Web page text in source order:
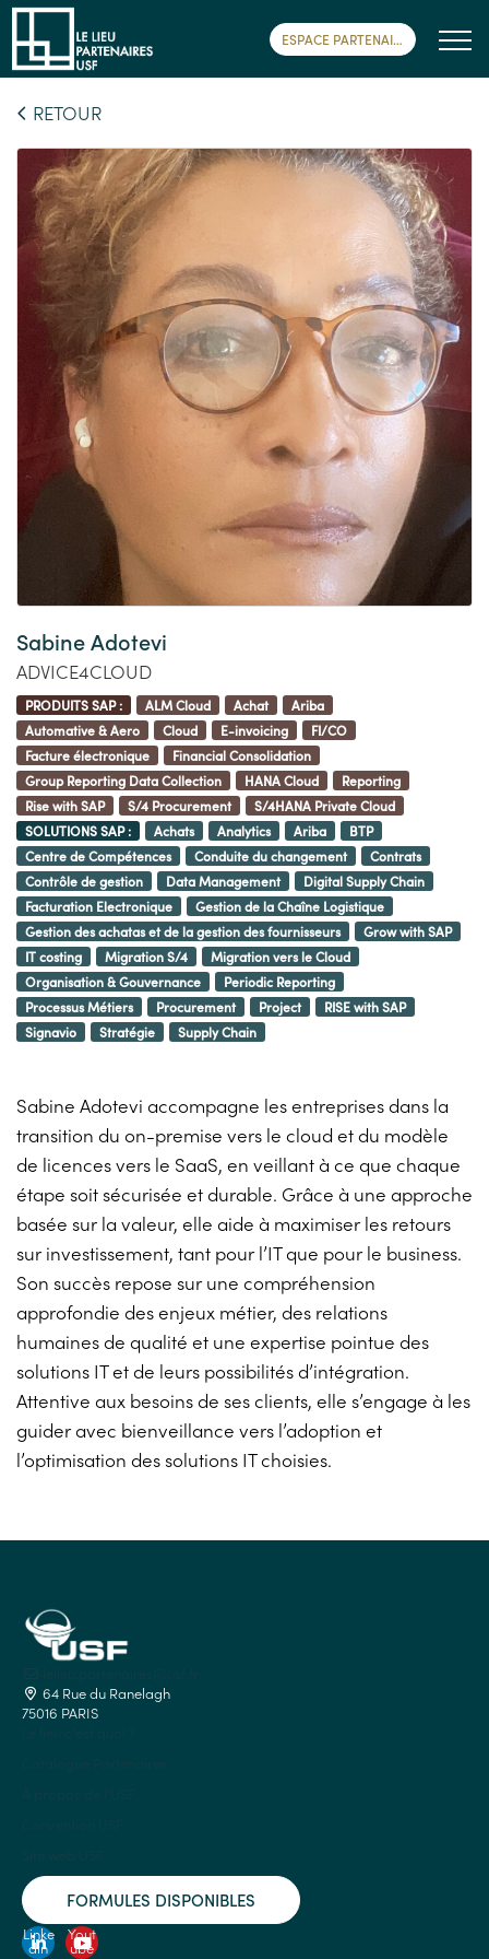
ESPACE PARTENAIRE
RETOUR
Sabine Adotevi
ADVICE4CLOUD
PRODUITS SAP : ALM Cloud Achat
Ariba
Automative & Aero
Cloud E-invoicing
FI/CO
Facture électronique
Financial Consolidation
Group Reporting Data Collection
HANA Cloud
Reporting
Rise with SAP
S/4 Procurement
S/4HANA Private Cloud
SOLUTIONS SAP :
Achats Analytics Ariba
BTP
Centre de Compétences
Conduite du changement
Contrats
Contrôle de gestion
Data Management
Digital Supply Chain
Facturation Electronique
Gestion de la Chaîne Logistique
Gestion des achatas et de la gestion des fournisseurs
Grow with SAP
IT costing
Migration S/4
Migration vers le Cloud
Organisation & Gouvernance
Periodic Reporting
Processus Métiers
Procurement Project
RISE with SAP
Signavio
Stratégie Supply Chain
Sabine Adotevi accompagne les entreprises dans la
transition du on-premise vers le cloud et du modèle
de licences vers le SaaS, en veillant à ce que chaque
étape soit sécurisée et durable. Grâce à une approche
basée sur la valeur, elle aide à maximiser les retours
sur investissement, tant pour l’IT que pour le business.
Son succès repose sur une compréhension
approfondie des enjeux métier, des relations
humaines de qualité et une expertise pointue des
solutions IT et de leurs possibilités d’intégration.
Attentive aux besoins de ses clients, elle s’engage à les
guider avec bienveillance vers l’adoption et
l’optimisation des solutions IT choisies.
64 Rue du Ranelagh
75016 PARIS
FORMULES DISPONIBLES
Linke
din
Yout
ube